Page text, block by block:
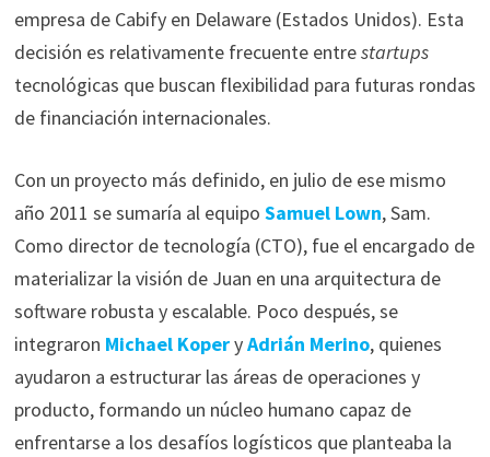
empresa de Cabify en Delaware (Estados Unidos). Esta
decisión es relativamente frecuente entrestartups
tecnológicas que buscan flexibilidad para futuras rondas
de financiación internacionales.
Con un proyecto más definido, en julio de ese mismo
año 2011 se sumaría al equipo Samuel Lown, Sam.
Como director de tecnología (CTO), fue el encargado de
materializar la visión de Juan en una arquitectura de
software robusta y escalable. Poco después, se
integraron Michael KoperyAdrián Merino, quienes
ayudaron a estructurar las áreas de operaciones y
producto, formando un núcleo humano capaz de
enfrentarse a los desafíos logísticos que planteaba la